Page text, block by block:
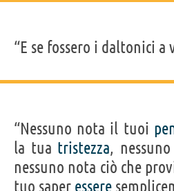
“E se fossero i daltonici a
“Nessuno nota il tuoi
la tua tristezza,
nessuno nota ciò che
tuo saper essere